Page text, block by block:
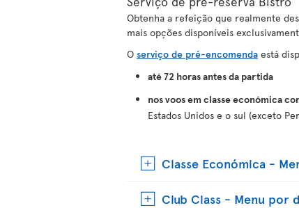
Obtenha a refeição que realmente
mais opções disponíveis
O serviço de pré-encomenda está
até 72 horas antes da partida
nos voos em classe económica
Estados Unidos e o sul (exceto
Classe Económica -
Club Class - Menu por